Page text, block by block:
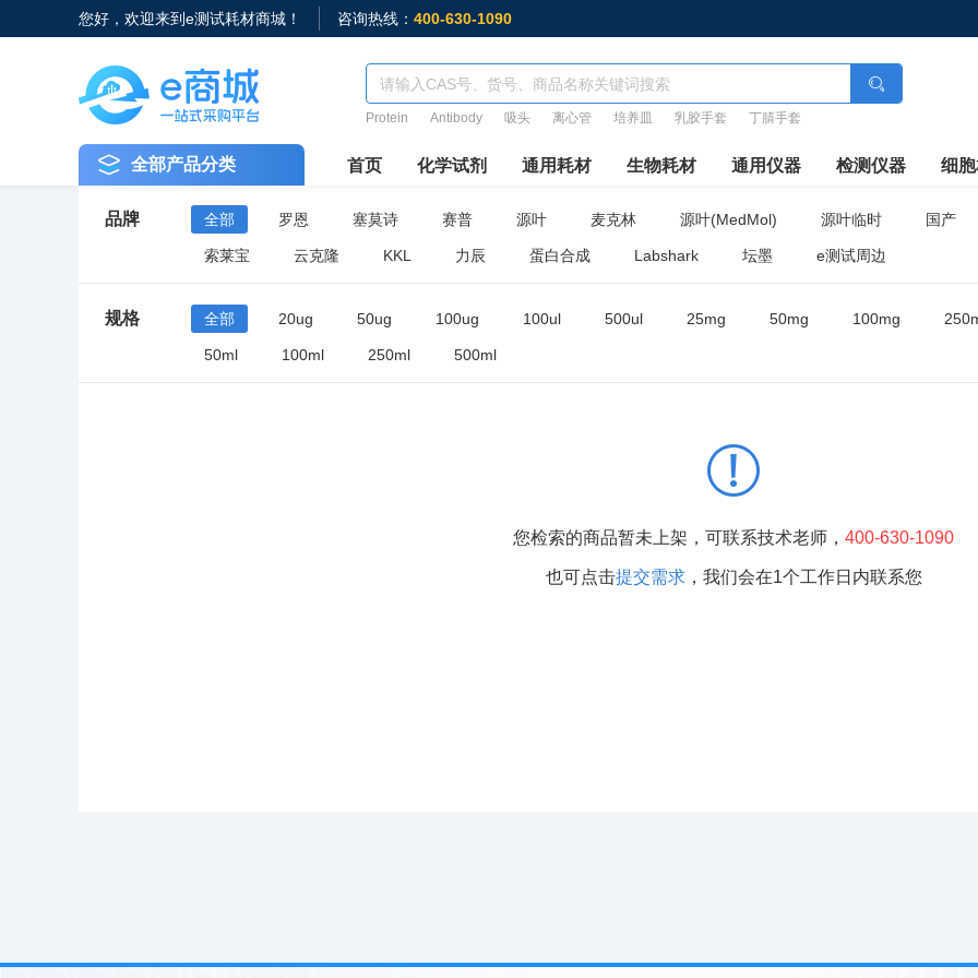
您好，欢迎来到e测试耗材商城！ 咨询热线： 400-630-1090
Protein Antibody 吸头 离心管 培养皿 乳胶手套 丁腈手套
全部产品分类 首页 化学试剂 通用耗材 生物耗材 通用仪器 检测仪器 细
品牌 全部 罗恩 塞莫诗 赛普 源叶 麦克林 源叶(MedMol) 源叶临时 国产
索莱宝 云克隆 KKL 力辰 蛋白合成 Labshark 坛墨 e测试周边
规格 全部 20ug 50ug 100ug 100ul 500ul 25mg 50mg 100mg
50ml 100ml 250ml 500ml
您检索的商品暂未上架，可联系技术老师， 400-630-1090
也可点击提交需求，我们会在1个工作日内联系您